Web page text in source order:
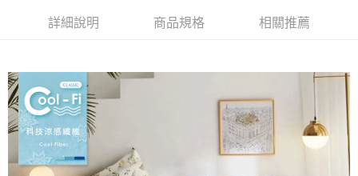
相關說明
流程，驗證手機門號後，選擇欲分期的期數、繳款截止日，確認付款後即完
成交易。
3.實際核准額度、可分期數及費用金額請依後續交易確認頁面所載為準。
4.訂單成立30分鐘內，如未前往確認交易或遇審核未通過，訂單將自動取
消。如遇「轉專審核」未通過狀況，表示未達大哥付你分期系統評分，恕無
法說明評估內容。
【繳款方式說明】
相關說明
【關於「AFTEE先享後付」】
AFTEE先享後付是「在收到商品之後才付款」的支付方式。 讓您購物簡單
便利好安心！
１．簡單：不需註冊會員、不需綁卡、不需儲值。
２．便利：只要手機號碼，簡訊認證，即可結帳。
３．安心：先確認商品／服務後，再付款。
Hami Point
相關說明
「Hami Point」為中華電信所提供之點數服務，可於會員專區綁定中華電信
會員帳號後，即可在購物車使用 Hami Point 折抵消費金額 (1點等於1元)。
ATM付款
詳細說明 商品規格 相關推薦